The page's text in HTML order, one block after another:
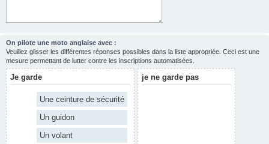
On pilote une moto anglaise avec :
Veuillez glisser les différentes réponses possibles dans la liste appropriée. Ceci est une
mesure permettant de lutter contre les inscriptions automatisées.
Je garde
Une ceinture de sécurité
Un guidon
Un volant
je ne garde pas